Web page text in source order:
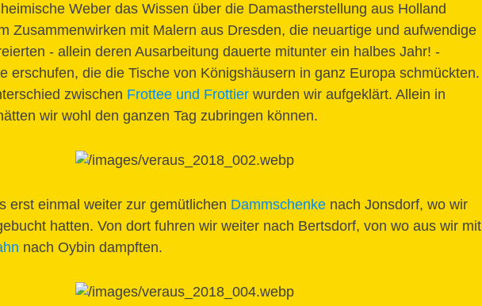
Weber das Wissen über die Damastherstellung aus Holland
Zusammenwirken mit Malern aus Dresden, die neuartige und aufwendige
- allein deren Ausarbeitung dauerte mitunter ein halbes Jahr! -
erschufen, die die Tische von Königshäusern in ganz Europa schmückten.
zwischen Frottee und Frottier wurden wir aufgeklärt. Allein in
wir wohl den ganzen Tag zubringen können.
erst einmal weiter zur gemütlichen Dammschenke nach Jonsdorf, wo wir
hatten. Von dort fuhren wir weiter nach Bertsdorf, von wo aus wir mit
nach Oybin dampften.